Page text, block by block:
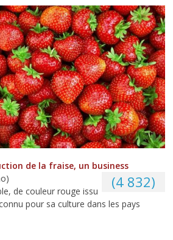
de la fraise, un business
(4 832)
de couleur rouge issu
pour sa culture dans les pays